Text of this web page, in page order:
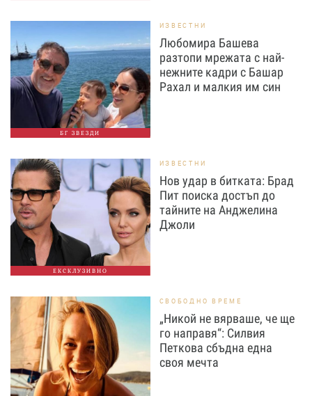
БГ ЗВЕЗДИ
ИЗВЕСТНИ
Любомира Башева
разтопи мрежата с най-
нежните кадри с Башар
Рахал и малкия им син
ЕКСКЛУЗИВНО
ИЗВЕСТНИ
Нов удар в битката: Брад
Пит поиска достъп до
тайните на Анджелина
Джоли
СВОБОДНО ВРЕМЕ
„Никой не вярваше, че ще
го направя“: Силвия
Петкова сбъдна една
своя мечта